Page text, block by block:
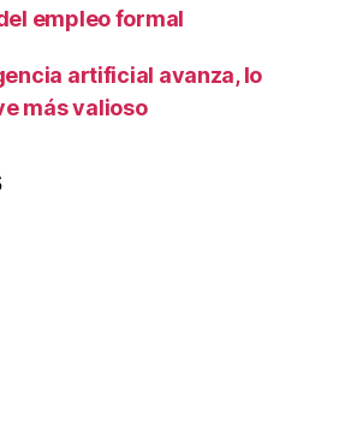
empleo formal
artificial avanza, lo
más valioso